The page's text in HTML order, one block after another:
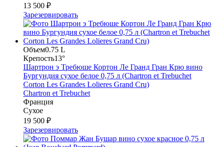
13 500 ₽
Зарезервировать
Объем0.75 L
Крепость13°
Шартрон э Требюше Кортон Ле Гранд Гран Крю вино
Бургундия сухое белое 0,75 л (Chartron et Trebuchet
Corton Les Grandes Lolieres Grand Cru)
Chartron et Trebuchet
Франция
Сухое
19 500 ₽
Зарезервировать